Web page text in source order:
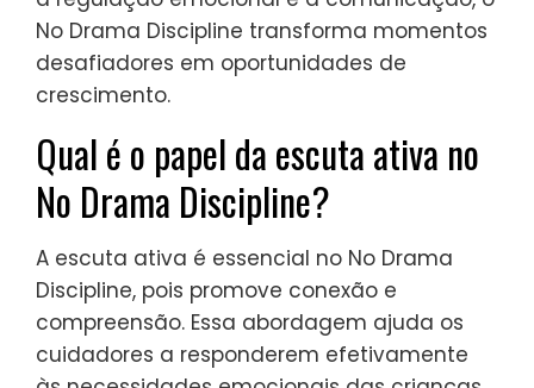
compreensão e conexão. Os princípios-
chave incluem manter uma postura calma,
priorizar a empatia e incentivar a resolução
de problemas. Essas estratégias ajudam as
crianças a aprender com seus erros
enquanto se sentem apoiadas. Ao enfatizar
a regulação emocional e a comunicação, o
desafiadores em oportunidades de
crescimento.
Qual é o papel da escuta ativa no